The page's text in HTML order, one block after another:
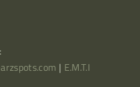
| E.M.T.I